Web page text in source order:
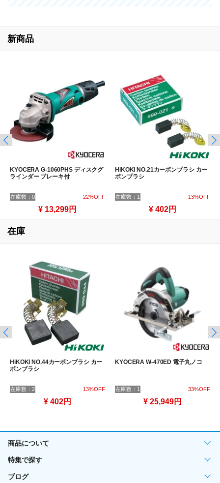
新商品
KYOCERA G-1060PHS ディスクグ
ラインダー ブレーキ付
在庫数：0 22%OFF
¥ 13,299円
HiKOKI NO.21カーボンブラシ カー
ボンブラシ
在庫数：1 13%OFF
¥ 402円
在庫
HiKOKI NO.44カーボンブラシ カー
ボンブラシ
在庫数：2 13%OFF
¥ 402円
KYOCERA W-470ED 電子丸ノコ
在庫数：1 33%OFF
¥ 25,949円
商品について
特集で探す
ブログ